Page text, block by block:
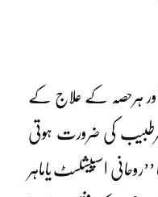
ہرحصہ کے علاج کے
کی ضرورت ہوتی
اسپیشلسٹ یاماہر